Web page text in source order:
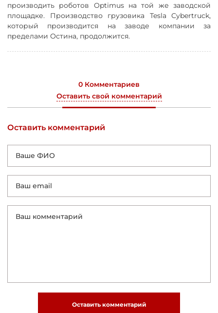
производить роботов Optimus на той же заводской
площадке. Производство грузовика Tesla Cybertruck,
который производится на заводе компании за
пределами Остина, продолжится.
0 Комментариев
Оставить свой комментарий
Оставить комментарий
Оставить комментарий